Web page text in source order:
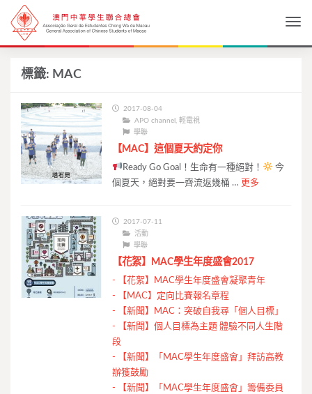
標籤: MAC
2017-08-04
APO channel ,輕電視
學聯
【MAC】這個夏天約定你
Ready Go Goal！生命有一種絕對！
今
個夏天，絕對要一齊流返幾桶 … 更多
2017-07-11
活動
學聯
【花絮】MAC學生年度盛會2017
-
【花絮】MAC學生年度盛會凝聚青年
-
【MAC】定向比賽報名章程
-
【新聞】MAC：突破自我尋「個人目標」
-
【新聞】個人目標為主題 體驗不同人生階
段
-
【新聞】「MAC學生年度盛會」拜訪高教
辦獲鼓勵
-
【新聞】「MAC學生年度盛會」籌備委員